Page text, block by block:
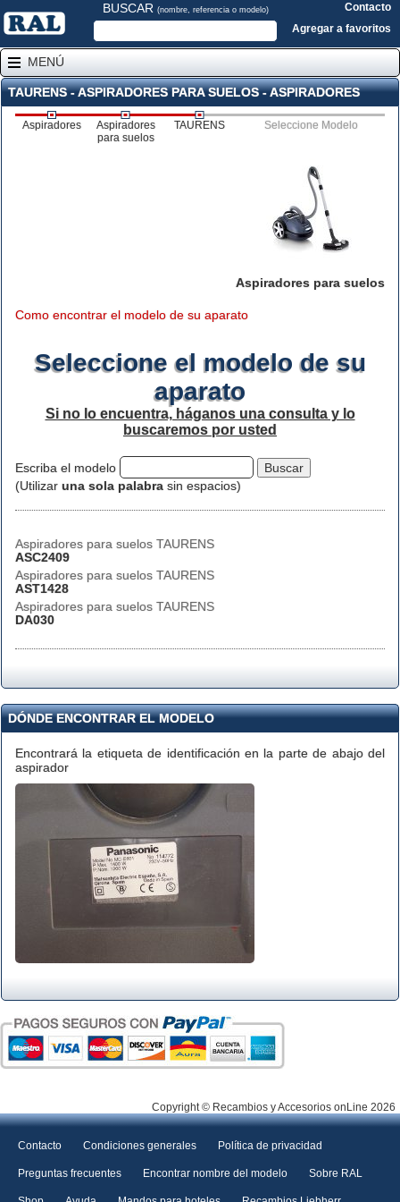
BUSCAR (nombre, referencia o modelo)
Contacto
Agregar a favoritos
MENÚ
TAURENS - ASPIRADORES PARA SUELOS - ASPIRADORES
Aspiradores
Aspiradores
para suelos
TAURENS Seleccione Modelo
Aspiradores para suelos
Como encontrar el modelo de su aparato
Seleccione el modelo de su
aparato
Si no lo encuentra, háganos una consulta y lo
buscaremos por usted
Escriba el modelo
(Utilizar una sola palabra sin espacios)
Aspiradores para suelos TAURENS
ASC2409
Aspiradores para suelos TAURENS
AST1428
Aspiradores para suelos TAURENS
DA030
DÓNDE ENCONTRAR EL MODELO
Encontrará la etiqueta de identificación en la parte de abajo del
aspirador
Copyright © Recambios y Accesorios onLine 2026
Contacto Condiciones generales Política de privacidad
Preguntas frecuentes Encontrar nombre del modelo Sobre RAL